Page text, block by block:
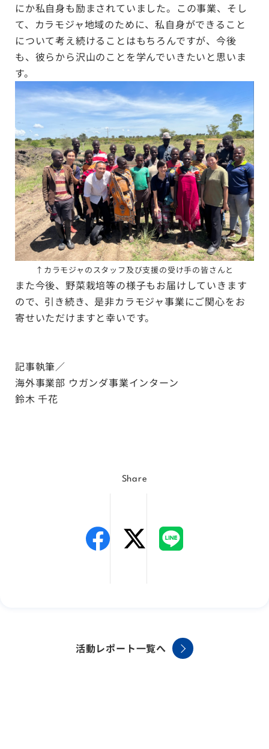
にか私自身も励まされていました。この事業、そし
て、カラモジャ地域のために、私自身ができること
について考え続けることはもちろんですが、今後
も、彼らから沢山のことを学んでいきたいと思いま
す。
↑ カラモジャのスタッフ及び支援の受け手の皆さんと
また今後、野菜栽培等の様子もお届けしていきます
ので、引き続き、是非カラモジャ事業にご関心をお
寄せいただけますと幸いです。
記事執筆／
海外事業部 ウガンダ事業インターン
鈴木 千花
Share
活動レポート一覧へ